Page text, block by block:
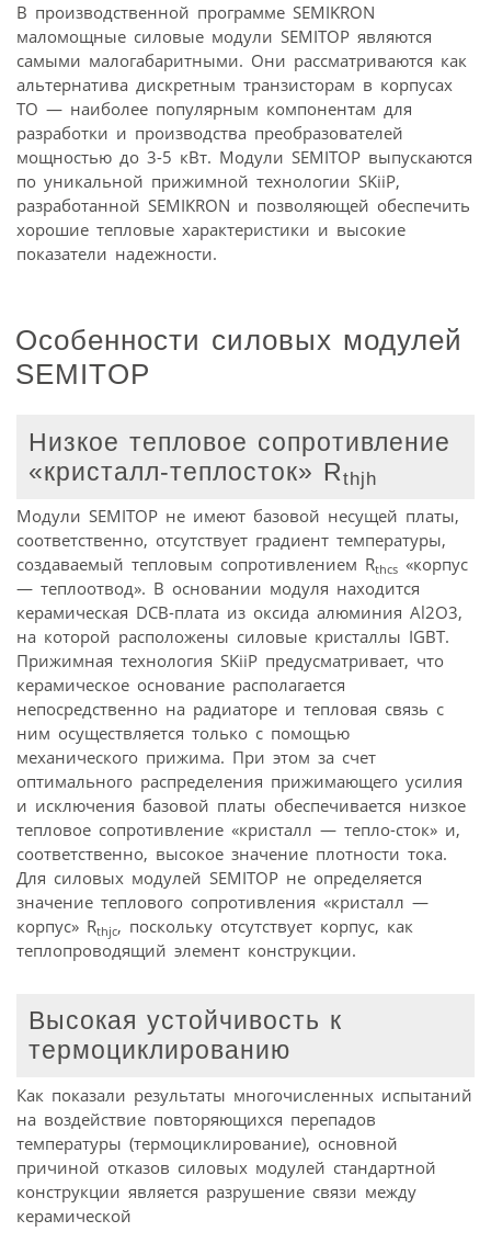
В производственной программе SEMIKRON
маломощные силовые модули SEMITOP являются
самыми малогабаритными. Они рассматриваются как
альтернатива дискретным транзисторам в корпусах
ТО — наиболее популярным компонентам для
разработки и производства преобразователей
мощностью до 3-5 кВт. Модули SEMITOP выпускаются
по уникальной прижимной технологии SKiiP,
разработанной SEMIKRON и позволяющей обеспечить
хорошие тепловые характеристики и высокие
показатели надежности.
Особенности силовых модулей
SEMITOP
Низкое тепловое сопротивление
«кристалл-теплосток» Rthjh
Модули SEMITOP не имеют базовой несущей платы,
соответственно, отсутствует градиент температуры,
создаваемый тепловым сопротивлением Rthcs «корпус
— теплоотвод». В основании модуля находится
керамическая DCB-плата из оксида алюминия Al2O3,
на которой расположены силовые кристаллы IGBT.
Прижимная технология SKiiP предусматривает, что
керамическое основание располагается
непосредственно на радиаторе и тепловая связь с
ним осуществляется только с помощью
механического прижима. При этом за счет
оптимального распределения прижимающего усилия
и исключения базовой платы обеспечивается низкое
тепловое сопротивление «кристалл — тепло-сток» и,
соответственно, высокое значение плотности тока.
Для силовых модулей SEMITOP не определяется
значение теплового сопротивления «кристалл —
корпус» Rthjc, поскольку отсутствует корпус, как
теплопроводящий элемент конструкции.
Высокая устойчивость к
термоциклированию
Как показали результаты многочисленных испытаний
на воздействие повторяющихся перепадов
температуры (термоциклирование), основной
причиной отказов силовых модулей стандартной
конструкции является разрушение связи между
керамической